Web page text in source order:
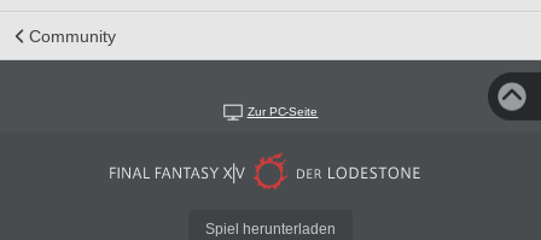
Community
Zur PC-Seite
Spiel herunterladen